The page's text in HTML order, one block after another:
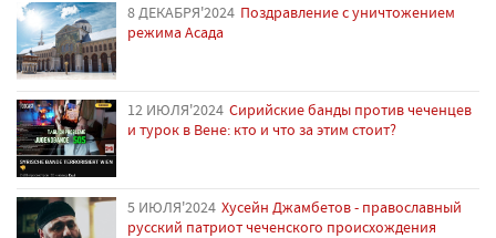
8 ДЕКАБРЯ'2024 Поздравление с уничтожением
режима Асада
12 ИЮЛЯ'2024 Сирийские банды против чеченцев
и турок в Вене: кто и что за этим стоит?
5 ИЮЛЯ'2024 Хусейн Джамбетов - православный
русский патриот чеченского происхождения